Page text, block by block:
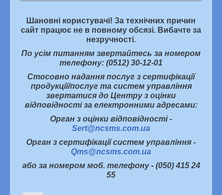
Шановні користувачі! За технічних причин
сайт працює не в повному обсязі. Вибачте за
незручності.
По усім питанням звертайтесь за номером
телефону: (0512) 30-12-01
Стосовно надання послуг з сертифікації
продукції/послуг та систем управління
звертатися до Центру з оцінки
відповідності за електронними адресами:
Орган з оцінки відповідності -
Sert@ncsms.com.ua
Орган з сертифікації систем управління -
Qms@ncsms.com.ua
або за номером моб. телефону - (050) 415 24
55